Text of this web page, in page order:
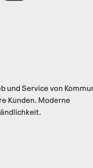
und Service von
Kunden. Moderne